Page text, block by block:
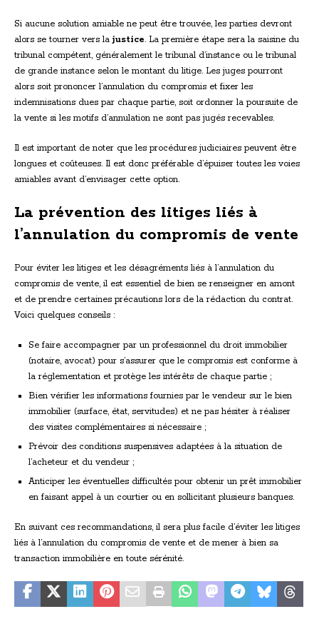
Si aucune solution amiable ne peut être trouvée, les parties devront
alors se tourner vers la justice. La première étape sera la saisine du
tribunal compétent, généralement le tribunal d’instance ou le tribunal
de grande instance selon le montant du litige. Les juges pourront
alors soit prononcer l’annulation du compromis et fixer les
indemnisations dues par chaque partie, soit ordonner la poursuite de
la vente si les motifs d’annulation ne sont pas jugés recevables.
Il est important de noter que les procédures judiciaires peuvent être
longues et coûteuses. Il est donc préférable d’épuiser toutes les voies
amiables avant d’envisager cette option.
La prévention des litiges liés à
l’annulation du compromis de vente
Pour éviter les litiges et les désagréments liés à l’annulation du
compromis de vente, il est essentiel de bien se renseigner en amont
et de prendre certaines précautions lors de la rédaction du contrat.
Voici quelques conseils :
Se faire accompagner par un professionnel du droit immobilier
(notaire, avocat) pour s’assurer que le compromis est conforme à
la réglementation et protège les intérêts de chaque partie ;
Bien vérifier les informations fournies par le vendeur sur le bien
immobilier (surface, état, servitudes) et ne pas hésiter à réaliser
des visites complémentaires si nécessaire ;
Prévoir des conditions suspensives adaptées à la situation de
l’acheteur et du vendeur ;
Anticiper les éventuelles difficultés pour obtenir un prêt immobilier
en faisant appel à un courtier ou en sollicitant plusieurs banques.
En suivant ces recommandations, il sera plus facile d’éviter les litiges
liés à l’annulation du compromis de vente et de mener à bien sa
transaction immobilière en toute sérénité.